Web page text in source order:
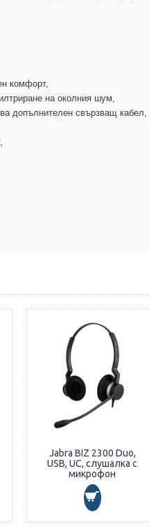
комфорт,
на околния шум,
допълнителен свързващ кабел,
Jabra BIZ 2300 Duo,
USB, UC, слушалка с
микрофон